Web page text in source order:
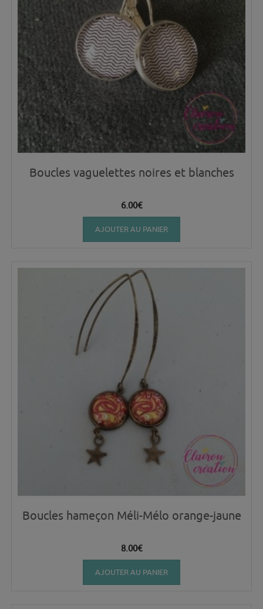
Boucles vaguelettes noires et blanches
6.00€
AJOUTER AU PANIER
Boucles hameçon Méli-Mélo orange-jaune
8.00€
AJOUTER AU PANIER